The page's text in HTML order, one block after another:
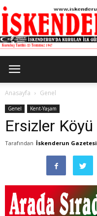
Anasayfa Genel
Genel Kent-Yaşam
Ersizler Köyü
Tarafından İskenderun Gazetesi